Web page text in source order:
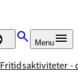
Menu
Fritidsaktiviteter -